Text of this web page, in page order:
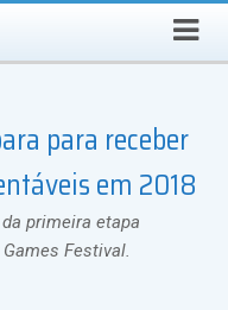
Busca
para receber
em 2018
primeira etapa
Festival.